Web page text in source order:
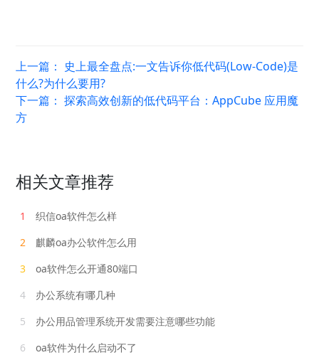
上一篇： 史上最全盘点:一文告诉你低代码(Low-Code)是
什么?为什么要用?
下一篇：探索高效创新的低代码平台：AppCube 应用魔
方
相关文章推荐
1
织信oa软件怎么样
2
麒麟oa办公软件怎么用
3
oa软件怎么开通80端口
4
办公系统有哪几种
5
办公用品管理系统开发需要注意哪些功能
6
oa软件为什么启动不了